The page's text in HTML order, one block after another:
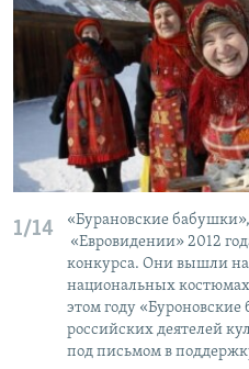
1/14
«Бурановские
«Евровидении» 2012
конкурса. Они вышли
национальных
этом году
российских деятелей
под письмом в